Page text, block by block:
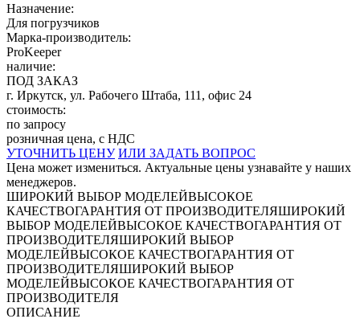
Назначение:
Для погрузчиков
Марка-производитель:
ProKeeper
наличие:
ПОД ЗАКАЗ
г. Иркутск, ул. Рабочего Штаба, 111, офис 24
стоимость:
по запросу
розничная цена, с НДС
УТОЧНИТЬ ЦЕНУ ИЛИ ЗАДАТЬ ВОПРОС
Цена может измениться. Актуальные цены узнавайте у наших
менеджеров.
ШИРОКИЙ ВЫБОР МОДЕЛЕЙВЫСОКОЕ
КАЧЕСТВОГАРАНТИЯ ОТ ПРОИЗВОДИТЕЛЯШИРОКИЙ
ВЫБОР МОДЕЛЕЙВЫСОКОЕ КАЧЕСТВОГАРАНТИЯ ОТ
ПРОИЗВОДИТЕЛЯШИРОКИЙ ВЫБОР
МОДЕЛЕЙВЫСОКОЕ КАЧЕСТВОГАРАНТИЯ ОТ
ПРОИЗВОДИТЕЛЯШИРОКИЙ ВЫБОР
МОДЕЛЕЙВЫСОКОЕ КАЧЕСТВОГАРАНТИЯ ОТ
ПРОИЗВОДИТЕЛЯ
ОПИСАНИЕ